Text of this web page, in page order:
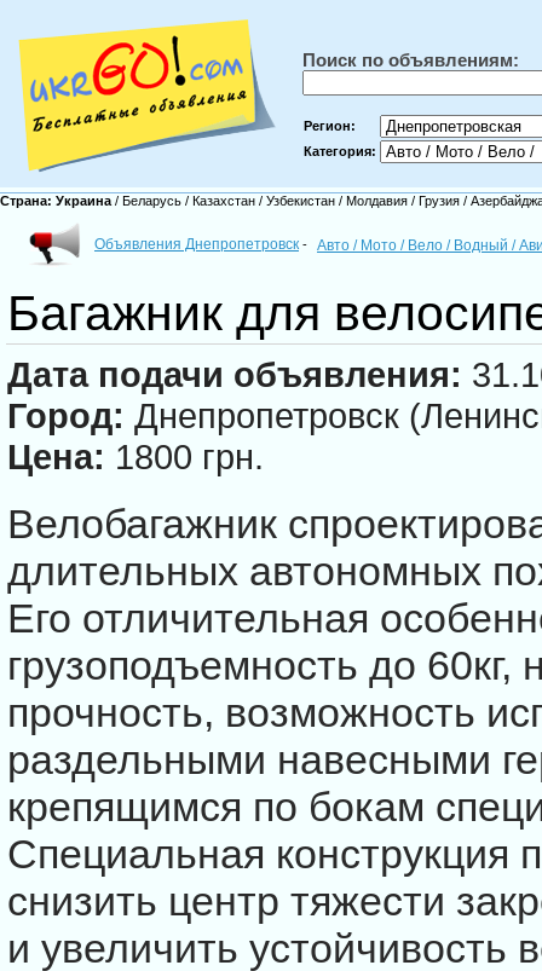
Поиск по объявлениям:
Регион:
Категория:
Страна: Украина / Беларусь / Казахстан / Узбекистан / Молдавия / Грузия /
Объявления Днепропетровск - Авто / Мото / Вело / Водный /
Багажник для
Дата подачи объявления:
Город: Днепропетровск
Цена: 1800 грн.
Велобагажник
длительных автономных
Его отличительная
грузоподъемность до 60кг,
прочность, возможность
раздельными навесными
крепящимся по бокам
Специальная конструкция
снизить центр тяжести
и увеличить устойчивость